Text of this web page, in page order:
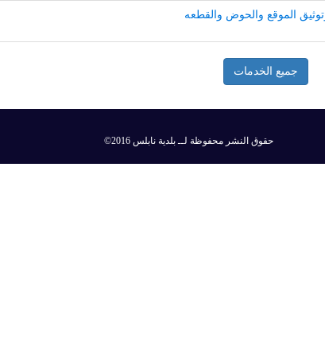
الموقع والحوض والقطعه
جميع الخدمات
©2016 حقوق النشر محفوظة لــ بلدية نابلس